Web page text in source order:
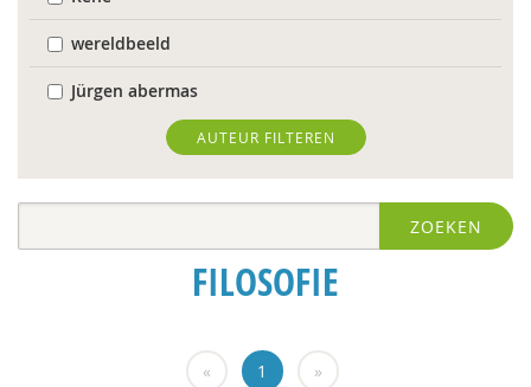
wereldbeeld
Jürgen abermas
Tineke Abma
Frank Adloff
Christa Anbeek
AUTEUR FILTEREN
ZOEKEN
FILOSOFIE
« 1 »